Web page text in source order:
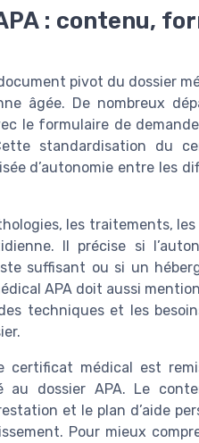
: contenu,
pivot du dossier
âgée. De nombreux
le formulaire de
standardisation du
d’autonomie entre les
les traitements,
Il précise si
suffisant ou si un
APA doit aussi
techniques et les
certificat médical est
dossier APA. Le
et le plan d’aide
Pour mieux